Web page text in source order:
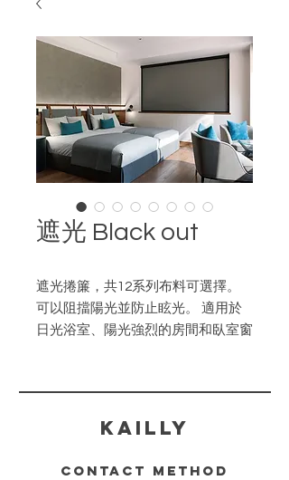
遮光 Black out
遮光捲簾，共12系列布料可選擇。
可以阻擋陽光並防止眩光。 適用於
日光浴室、陽光強烈的房間和臥室窗
防焰
災難管理機構註冊。
​KAILLY
contact method